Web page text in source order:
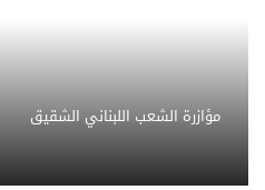
مؤازرة الشعب اللبناني الشقيق